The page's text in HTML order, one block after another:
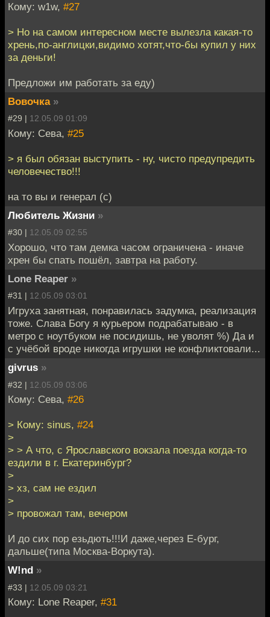
Кому: w1w, #27
> Но на самом интересном месте вылезла какая-то
хрень,по-англицки,видимо хотят,что-бы купил у них
за деньги!
Предложи им работать за еду)
Вовочка »
#29 | 12.05.09 01:09
Кому: Сева, #25
> я был обязан выступить - ну, чисто предупредить
человечество!!!
на то вы и генерал (с)
Любитель Жизни »
#30 | 12.05.09 02:55
Хорошо, что там демка часом ограничена - иначе
хрен бы спать пошёл, завтра на работу.
Lone Reaper »
#31 | 12.05.09 03:01
Игруха занятная, понравилась задумка, реализация
тоже. Слава Богу я курьером подрабатываю - в
метро с ноутбуком не посидишь, не уволят %) Да и
с учёбой вроде никогда игрушки не конфликтовали...
givrus »
#32 | 12.05.09 03:06
Кому: Сева, #26
> Кому: sinus, #24
>
> > А что, с Ярославского вокзала поезда когда-то
ездили в г. Екатеринбург?
>
> хз, сам не ездил
>
> провожал там, вечером
И до сих пор езьдють!!!И даже,через Е-бург,
дальше(типа Москва-Воркута).
W!nd »
#33 | 12.05.09 03:21
Кому: Lone Reaper, #31